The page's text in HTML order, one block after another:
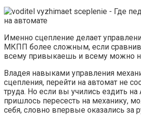
Именно сцепление делает
МКПП более сложным, если
всему привыкаешь и всему можно
Владея навыками управления
сцепления, перейти на автомат не
труда. Но если вы учились ездить
пришлось пересесть на механику,
себя, словно впервые оказались за